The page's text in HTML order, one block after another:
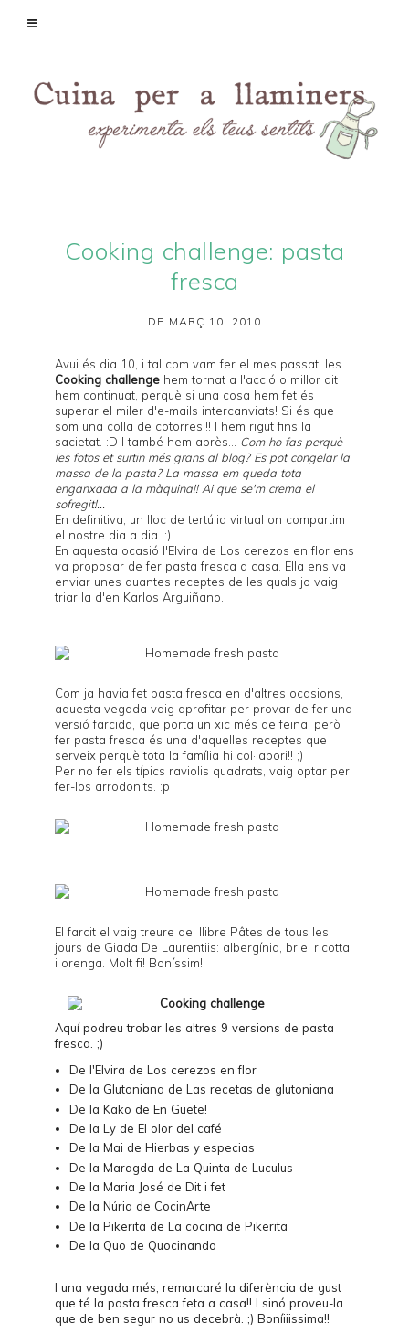
Cooking challenge: pasta
fresca
DE MARÇ 10, 2010
Avui és dia 10, i tal com vam fer el mes passat, les
Cooking challenge hem tornat a l'acció o millor dit
hem continuat, perquè si una cosa hem fet és
superar el miler d'e-mails intercanviats! Si és que
som una colla de cotorres!!! I hem rigut fins la
sacietat. :D I també hem après... Com ho fas perquè
les fotos et surtin més grans al blog? Es pot congelar la
massa de la pasta? La massa em queda tota
enganxada a la màquina!! Ai que se'm crema el
sofregit!...
En definitiva, un lloc de tertúlia virtual on compartim
el nostre dia a dia. :)
En aquesta ocasió l'Elvira de Los cerezos en flor ens
va proposar de fer pasta fresca a casa. Ella ens va
enviar unes quantes receptes de les quals jo vaig
triar la d'en Karlos Arguiñano
Com ja havia fet pasta fresca en d'altres ocasions
aquesta vegada vaig aprofitar per provar de fer una
versió farcida, que porta un xic més de feina, però
fer pasta fresca és una d'aquelles receptes que
serveix perquè tota la família hi col·labori!! ;)
Per no fer els típics raviolis quadrats, vaig optar per
fer-los arrodonits. :p
El farcit el vaig treure del llibre Pâtes de tous les
jours de Giada De Laurentiis: albergínia, brie, ricotta
i orenga. Molt fi! Boníssim!
Aquí podreu trobar les altres 9 versions de pasta
fresca. ;)
De l'Elvira de Los cerezos en flor
De la Glutoniana de Las recetas de glutoniana
De la Kako de En Guete!
De la Ly de El olor del café
De la Mai de Hierbas y especias
De la Maragda de La Quinta de Luculus
De la Maria José de Dit i fet
De la Núria de CocinArte
De la Pikerita de La cocina de Pikerita
De la Quo de Quocinando
I una vegada més, remarcaré la diferència de gust
que té la pasta fresca feta a casa!! I sinó proveu-la
que de ben segur no us decebrà. ;) Boníiiissima!!